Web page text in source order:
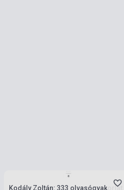
Kodály Zoltán: 333 olvasógyakorlat